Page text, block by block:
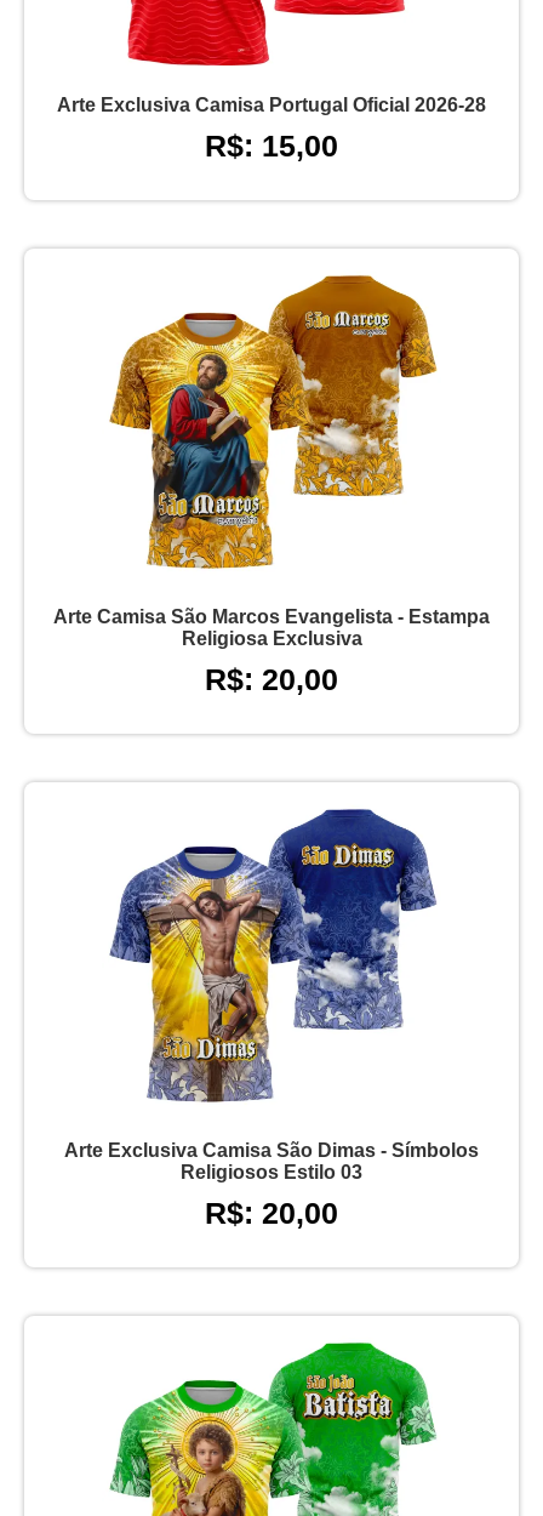
Arte Exclusiva Camisa Portugal Oficial 2026-28
R$: 15,00
Arte Camisa São Marcos Evangelista - Estampa
Religiosa Exclusiva
R$: 20,00
Arte Exclusiva Camisa São Dimas - Símbolos
Religiosos Estilo 03
R$: 20,00